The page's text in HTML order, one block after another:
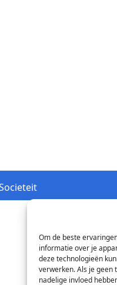
Om de beste
informatie over je
deze technologieën
verwerken. Als je
nadelige invloed